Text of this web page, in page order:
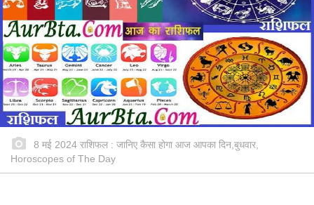
8 मई 2024 राशिफल : जानिए कैसा होगा आज आपका दिन,बुधवार,
Horoscopes of The Day